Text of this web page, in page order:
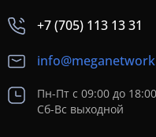
+7 (705) 113 13 31
Пн-Пт с 09:00 до
Сб-Вс выходной